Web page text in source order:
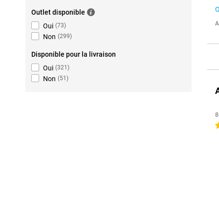
Outlet disponible
Oui (73)
Non (299)
Disponible pour la livraison
Oui (321 )
Non (51 )